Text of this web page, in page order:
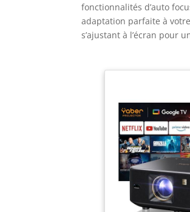
fonctionnalités d’auto
adaptation parfaite à
s’ajustant à l’écran pour